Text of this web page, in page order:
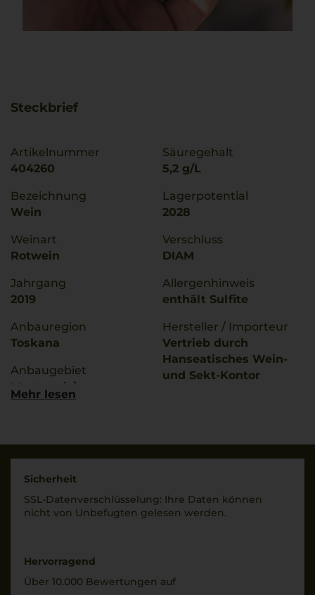
Steckbrief
Artikelnummer
404260
Bezeichnung
Wein
Weinart
Rotwein
Jahrgang
2019
Anbauregion
Toskana
Anbaugebiet
Montepulciano
Montepulciano
Rebsorten
5% Merlot
Alkoholgehalt
Säuregehalt
5,2 g/L
Lagerpotential
2028
Verschluss
DIAM
Allergenhinweis
enthält Sulfite
Hersteller / Importeur
Vertrieb durch
Hanseatisches Wein-
und Sekt-Kontor
Füllmenge
Mehr lesen
Sicherheit
SSL-Daten­verschlüs­selung: Ihre Daten können
nicht von Unbe­fugten gelesen werden.
Hervorragend
Über 10.000 Bewertungen auf